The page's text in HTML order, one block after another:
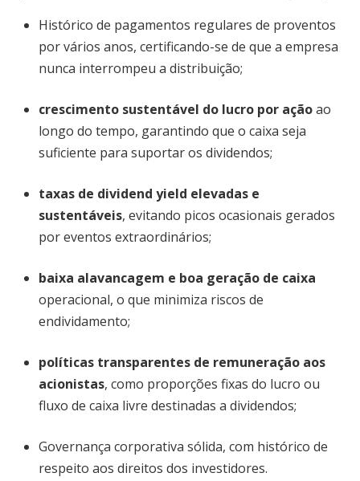
Histórico de pagamentos regulares de proventos
por vários anos, certificando-se de que a empresa
nunca interrompeu a distribuição;
crescimento sustentável do lucro por açãoao
longo do tempo, garantindo que o caixa seja
suficiente para suportar os dividendos;
taxas de dividend yield elevadas e
sustentáveis, evitando picos ocasionais gerados
por eventos extraordinários;
baixa alavancagem e boa geração de caixa
operacional, o que minimiza riscos de
endividamento;
políticas transparentes de remuneração aos
acionistas, como proporções fixas do lucro ou
fluxo de caixa livre destinadas a dividendos;
Governança corporativa sólida, com histórico de
respeito aos direitos dos investidores.